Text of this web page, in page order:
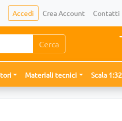
Accedi Crea Account Contatti
Cerca
Materiali tecnici Scala 1:32